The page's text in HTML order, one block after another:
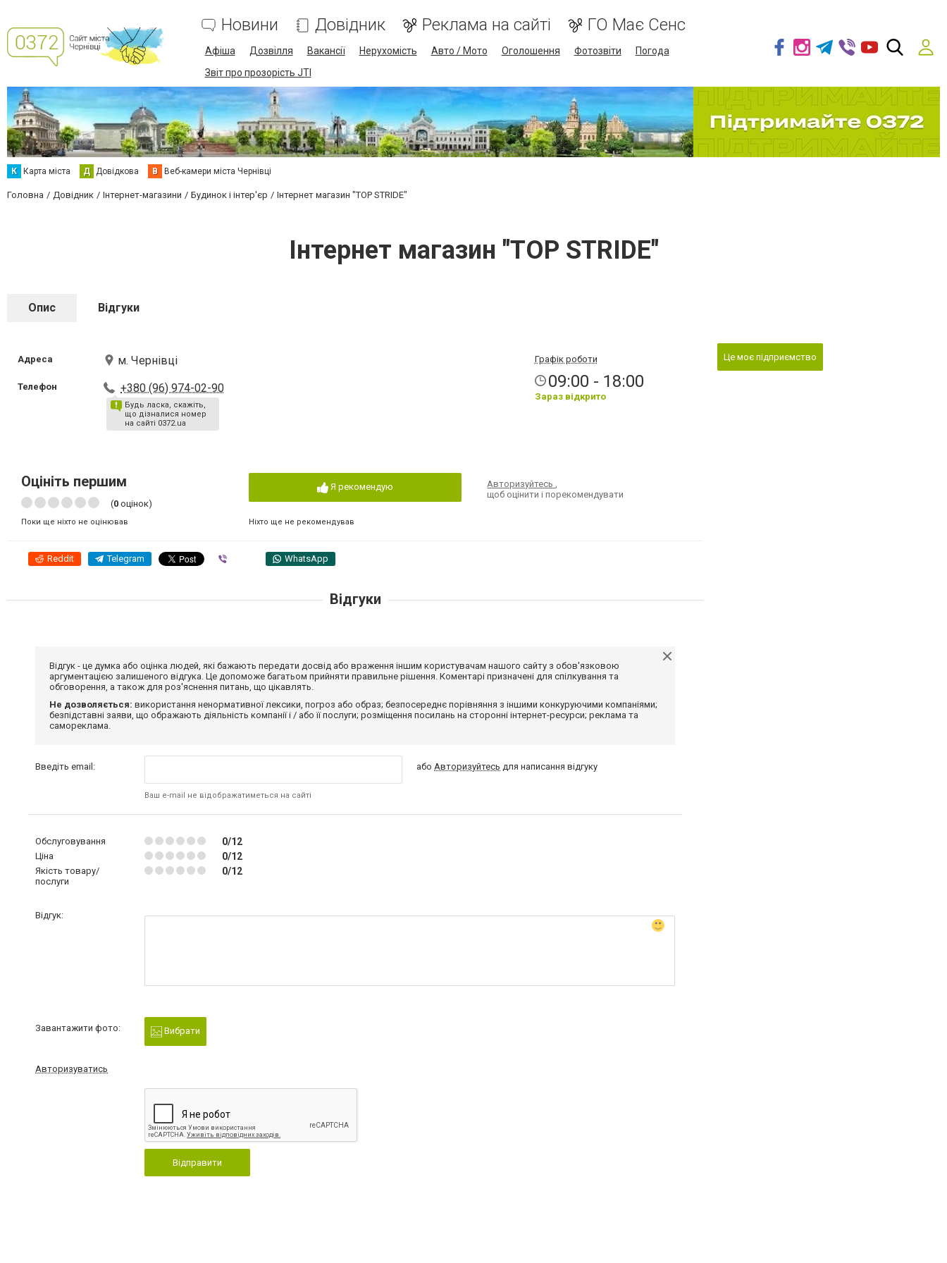
Новини Довідник Реклама на сайті ГО Має Сенс
Афіша Дозвілля Вакансії Нерухомість Авто / Мото Оголошення Фотозвіти
Погода
Звіт про прозорість JTI
К Карта міста Д Довідкова В Веб-камери міста Чернівці
Головна Довідник Інтернет-магазини Будинок і інтер'єр Інтернет магазин "TOP STRIDE"
Інтернет магазин "TOP STRIDE"
Опис Відгуки
Адреса м. Чернівці
Телефон +380 (96) 974-02-90
Будь ласка, скажіть,
що дізналися номер
на сайті 0372.ua
Графік роботи
09:00 - 18:00
Зараз відкрито
Оцініть першим
(0 оцінок)
Поки ще ніхто не оцінював
Я рекомендую
Ніхто ще не рекомендував
Авторизуйтесь,
щоб оцінити і порекомендувати
Reddit Telegram WhatsApp
Це моє підприємство
Відгуки
Відгук - це думка або оцінка людей, які бажають передати досвід або враження іншим користувачам нашого сайту з обов'язковою
аргументацією залишеного відгука. Це допоможе багатьом прийняти правильне рішення. Коментарі призначені для спілкування та
обговорення, а також для роз'яснення питань, що цікавлять.
Не дозволяється: використання ненормативної лексики, погроз або образ; безпосереднє порівняння з іншими конкуруючими компаніями;
безпідставні заяви, що ображають діяльність компанії і / або її послуги; розміщення посилань на сторонні інтернет-ресурси; реклама та
самореклама.
Введіть email:
Ваш e-mail не відображатиметься на сайті
абоАвторизуйтесь для написання відгуку
Обслуговування 0/12
Ціна 0/12
Якість товару/
послуги
0/12
Відгук:
Завантажити фото: Вибрати
Авторизуватись
Відправити